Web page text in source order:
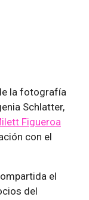
la fotografía
Schlatter,
Figueroa
con el
el
del